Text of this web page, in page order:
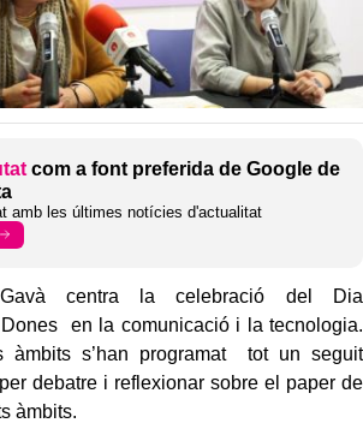
com a font preferida de Google de
amb les últimes notícies d'actualitat
Gavà centra la celebració del Dia
Dones en la comunicació i la tecnologia.
àmbits s’han programat tot un seguit
debatre i reflexionar sobre el paper de
àmbits.